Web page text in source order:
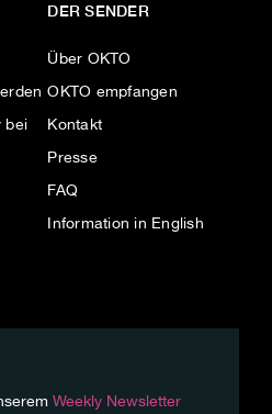
bei
DER SENDER
Über OKTO
OKTO empfangen
Kontakt
Presse
FAQ
Information in English
Weekly Newsletter